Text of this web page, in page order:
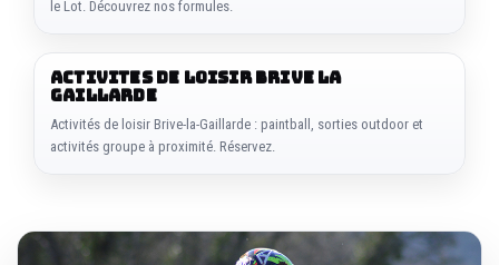
le Lot. Découvrez nos formules.
ACTIVITES DE LOISIR BRIVE LA
GAILLARDE
Activités de loisir Brive-la-Gaillarde : paintball, sorties outdoor et
activités groupe à proximité. Réservez.